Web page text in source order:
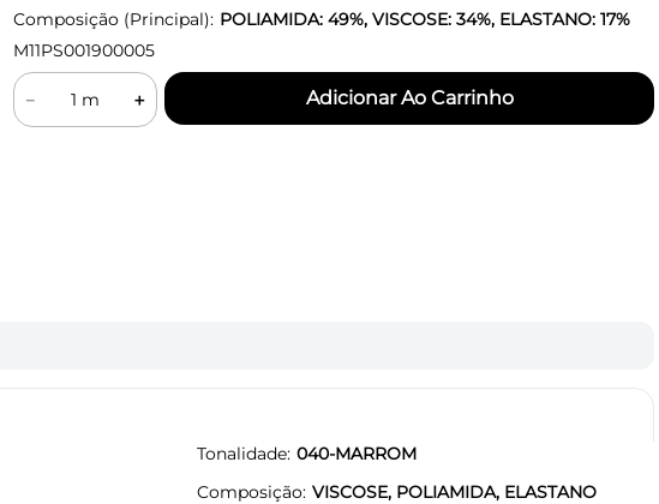
Composição (Principal): POLIAMIDA: 49%, VISCOSE: 34%, ELASTANO: 17%
M11PS001900005
＋
－
Tonalidade 040-MARROM
Composição VISCOSE, POLIAMIDA, ELASTANO